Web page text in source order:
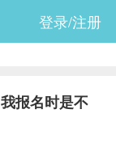
登录/注册
报名时是不